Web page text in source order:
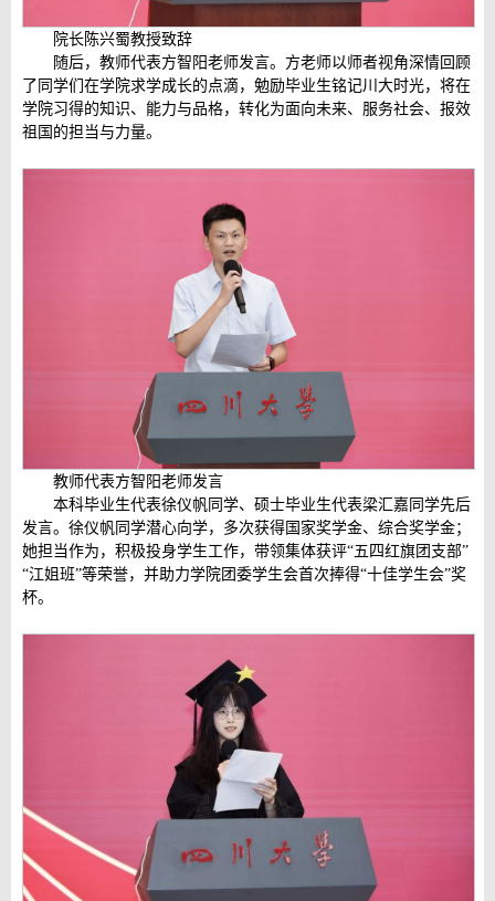
院长陈兴蜀教授致辞
随后，教师代表方智阳老师发言。方老师以师者视角深情回顾
了同学们在学院求学成长的点滴，勉励毕业生铭记川大时光，将在
学院习得的知识、能力与品格，转化为面向未来、服务社会、报效
祖国的担当与力量。
教师代表方智阳老师发言
本科毕业生代表徐仪帆同学、硕士毕业生代表梁汇嘉同学先后
发言。徐仪帆同学潜心向学，多次获得国家奖学金、综合奖学金；
她担当作为，积极投身学生工作，带领集体获评“五四红旗团支部”
“江姐班”等荣誉，并助力学院团委学生会首次捧得“十佳学生会”奖
杯。